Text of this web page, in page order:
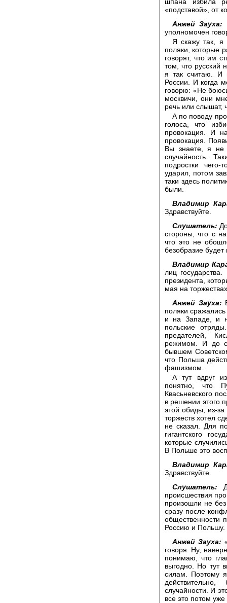
«подставой», от
Анжей Зауха:
уполномочен
Я скажу так, я
поляки, которые
говорят, что им
том, что русский
я так считаю. И
России. И когда
говорю: «Не
москвичи, они
речь или слышат,
А по поводу
голоса, что
провокация. И
провокация.
Вы знаете, я не
случайность.
подростки
ударил, потом
таки здесь
были.
Владимир
Здравствуйте.
Слушатель:
стороны, что с
что это не
безобразие
Владимир
лиц
президента,
мая на
Анжей Зауха:
поляки
и на Западе, и
польские
предателей,
режимом. И до
бывшем
что Польша
фашизмом.
А тут вдруг
понятно, что
Квасьневского
в решении этого
этой обиды, из-
торжеств хотел
не сказал. Для
гигантского
которые
В Польше это
Владимир
Здравствуйте.
Слушатель:
происшествия
произошли не
сразу после
общественности
Россию и Польшу.
Анжей Зауха:
говоря. Ну,
понимаю, что
выгодно. Но тут
силам. Поэтому
случайности. И
все это потом